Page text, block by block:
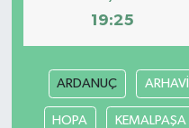
19:25
ARDANUÇ ARHAVİ
HOPA KEMALPAŞA